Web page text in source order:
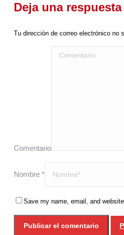
Deja una respuesta
Tu dirección de correo electrónico no
Comentario
Nombre *
Save my name, email, and